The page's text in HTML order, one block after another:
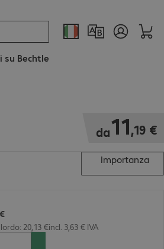
su Bechtle
da11,19 €
11,19 €
Importanza
€
20,13 €incl. 3,63 € IVA